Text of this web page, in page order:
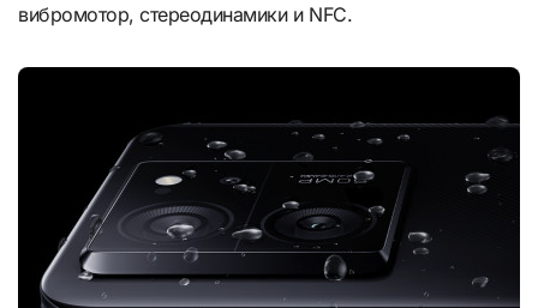
вибромотор, стереодинамики и NFC.